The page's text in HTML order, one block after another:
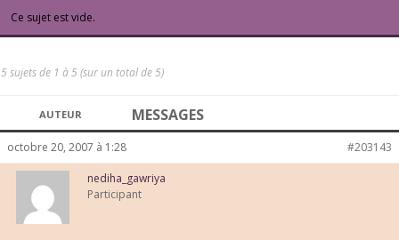
Ce sujet est vide.
5 sujets de 1 à 5 (sur un total de 5)
AUTEUR MESSAGES
octobre 20, 2007 à 1:28 #203143
nediha_gawriya
Participant